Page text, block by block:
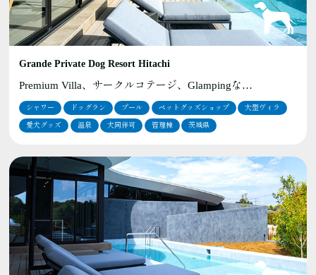
Grande Private Dog Resort Hitachi
Premium Villa、サークルコテージ、Glampingな…
シャワー ドッグラン プール ペットグッズショップ 大型ヴィラ
愛犬グッズ 温泉 犬同伴可 管理棟 茨城県